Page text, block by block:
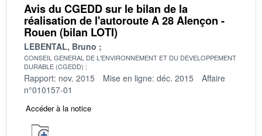
Avis du CGEDD sur le bilan de la
réalisation de l'autoroute A 28 Alençon -
Rouen (bilan LOTI)
LEBENTAL, Bruno
CONSEIL GENERAL DE L'ENVIRONNEMENT ET DU DEVELOPPEMENT
DURABLE (CGEDD)
Rapport: nov. 2015 Mise en ligne: déc. 2015
Affaire
n°010157-01
Accéder à la notice